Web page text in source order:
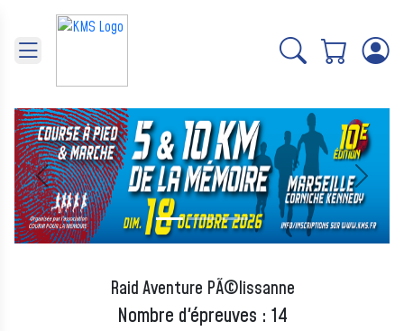
Précédent Suivant
Raid Aventure PÃ©lissanne
Nombre d'épreuves : 14
Panneau de gestion des cookies